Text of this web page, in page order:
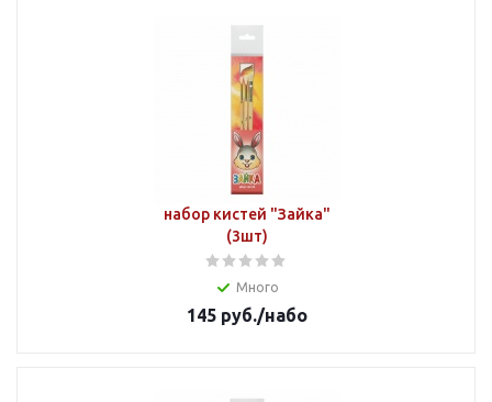
набор кистей "Зайка"
(3шт)
Много
145руб./набо